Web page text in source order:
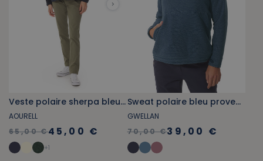
Veste polaire sherpa bleu marine
AOURELL
65,00 €45,00 €
+1
Sweat polaire bleu provençal
GWELLAN
70,00 €39,00 €